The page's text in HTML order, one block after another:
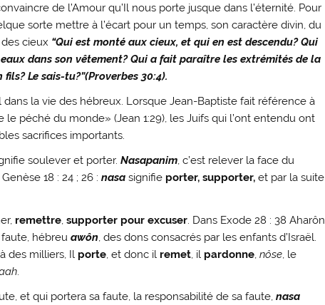
de l’Amour qu’Il nous porte jusque dans l’éternité. Pour
sorte mettre à l’écart pour un temps, son caractère divin, du
cieux “Qui est monté aux cieux, et qui en est descendu? Qui
dans son vêtement? Qui a fait paraître les extrémités de la
Le sais-tu?”(Proverbes 30:4).
la vie des hébreux. Lorsque Jean-Baptiste fait référence à
le péché du monde» (Jean 1:29), les Juifs qui l’ont entendu ont
sacrifices importants.
soulever et porter.Nasapanim, c’est relever la face du
18 : 24 ; 26 :nasa signifie porter, supporter,et par la suite
remettre,supporter pour excuser. Dans Exode 28 : 38 Aharôn
faute, hébreuawôn, des dons consacrés par les enfants d’Israël.
des milliers, Il porte, et donc il remet, il pardonne,nôse, le
.
et qui portera sa faute, la responsabilité de sa faute,nasa